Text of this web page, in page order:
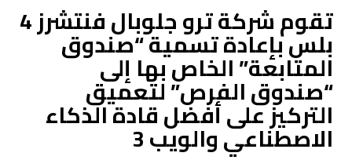
تقوم شركة ترو جلوبال فنتشرز 4
بلس بإعادة تسمية “صندوق
المتابعة” الخاص بها إلى
“صندوق الفرص” لتعميق
التركيز على أفضل قادة الذكاء
الاصطناعي والويب 3